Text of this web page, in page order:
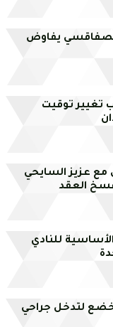
الصفاقسي يفاوض
تغيير توقيت
مع عزيز السايحي
فسخ العقد
للنادي
يخضع لتدخل جراحي